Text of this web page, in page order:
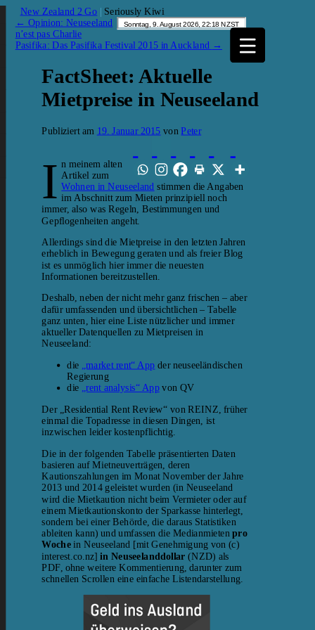
New Zealand 2 Go | Seriously Kiwi
← Opinion: Neuseeland
n’est pas Charlie
Pasifika: Das Pasifika Festival 2015 in Auckland →
FactSheet: Aktuelle
Mietpreise in Neuseeland
Publiziert am 19. Januar 2015 von Peter
I n meinem alten
Artikel zum
Wohnen in Neuseeland stimmen die Angaben
im Abschnitt zum Mieten prinzipiell noch
immer, also was Regeln, Bestimmungen und
Gepflogenheiten angeht.
Allerdings sind die Mietpreise in den letzten Jahren
erheblich in Bewegung geraten und als freier Blog
ist es unmöglich hier immer die neuesten
Informationen bereitzustellen.
Deshalb, neben der nicht mehr ganz frischen – aber
dafür umfassenden und übersichtlichen – Tabelle
ganz unten, hier eine Liste nützlicher und immer
aktueller Datenquellen zu Mietpreisen in
Neuseeland:
die
„market rent“ App der neuseeländischen
Regierung
die
„rent analysis“ Appvon QV
Der „Residential Rent Review“ von REINZ, früher
einmal die Topadresse in diesen Dingen, ist
inzwischen leider kostenpflichtig.
Die in der folgenden Tabelle präsentierten Daten
basieren auf Mietneuverträgen, deren
Kautionszahlungen im Monat November der Jahre
2013 und 2014 geleistet wurden (in Neuseeland
wird die Mietkaution nicht beim Vermieter oder auf
einem Mietkautionskonto der Sparkasse hinterlegt,
sondern bei einer Behörde, die daraus Statistiken
ableiten kann) und umfassen die Medianmietenpro
Wochein Neuseeland [mit Genehmigung von (c)
interest.co.nz]in Neuseelanddollar (NZD) als
PDF, ohne weitere Kommentierung, darunter zum
schnellen Scrollen eine einfache Listendarstellung.